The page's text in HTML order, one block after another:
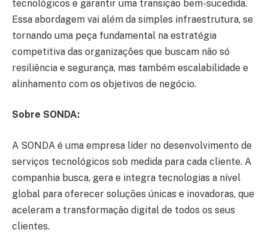
tecnológicos e garantir uma transição bem-sucedida.
Essa abordagem vai além da simples infraestrutura, se
tornando uma peça fundamental na estratégia
competitiva das organizações que buscam não só
resiliência e segurança, mas também escalabilidade e
alinhamento com os objetivos de negócio.
Sobre SONDA:
A SONDA é uma empresa líder no desenvolvimento de
serviços tecnológicos sob medida para cada cliente. A
companhia busca, gera e integra tecnologias a nível
global para oferecer soluções únicas e inovadoras, que
aceleram a transformação digital de todos os seus
clientes.